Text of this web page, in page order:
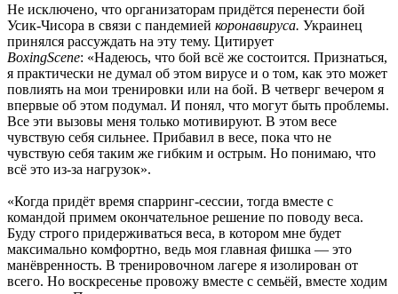
Не исключено, что организаторам придётся перенести бой
Усик-Чисора в связи с пандемией коронавируса. Украинец
принялся рассуждать на эту тему. Цитирует
BoxingScene: «Надеюсь, что бой всё же состоится. Признаться,
я практически не думал об этом вирусе и о том, как это может
повлиять на мои тренировки или на бой. В четверг вечером я
впервые об этом подумал. И понял, что могут быть проблемы.
Все эти вызовы меня только мотивируют. В этом весе
чувствую себя сильнее. Прибавил в весе, пока что не
чувствую себя таким же гибким и острым. Но понимаю, что
всё это из-за нагрузок».
«Когда придёт время спарринг-сессии, тогда вместе с
командой примем окончательное решение по поводу веса.
Буду строго придерживаться веса, в котором мне будет
максимально комфортно, ведь моя главная фишка — это
манёвренность. В тренировочном лагере я изолирован от
всего. Но воскресенье провожу вместе с семьёй, вместе ходим